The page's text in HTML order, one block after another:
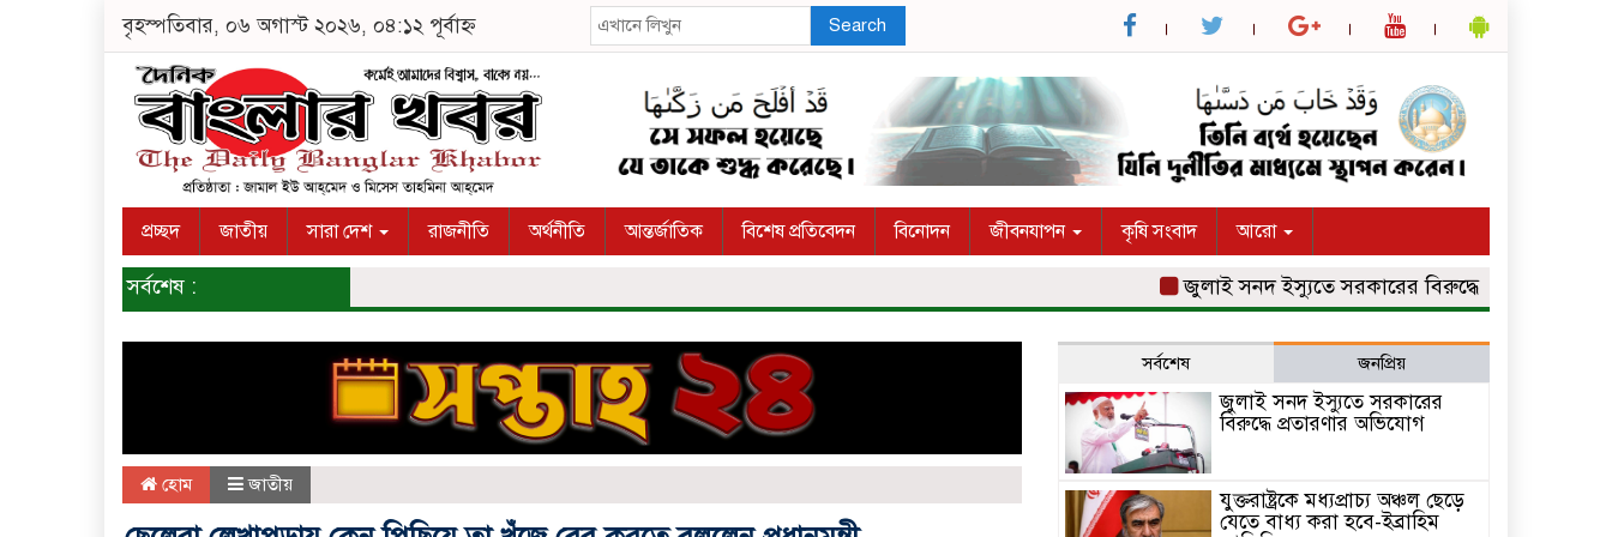
বৃহস্পতিবার, ০৬ অগাস্ট ২০২৬, ০৪:১২ পূর্বাহ্ন Search
প্রচ্ছদ জাতীয় সারা দেশ রাজনীতি অর্থনীতি আন্তর্জাতিক বিশেষ প্রতিবেদন বিনোদন জীবনযাপন কৃষি সংবাদ আরো
সর্বশেষ : জুলাই সনদ ইস্যুতে সরকারের বিরুদ্ধে প্রতারণার অভিযোগ
হোম জাতীয়
সর্বশেষ জনপ্রিয়
জুলাই সনদ ইস্যুতে সরকারের
বিরুদ্ধে প্রতারণার অভিযোগ
যুক্তরাষ্ট্রকে মধ্যপ্রাচ্য অঞ্চল ছেড়ে
যেতে বাধ্য করা হবে-ইব্রাহিম